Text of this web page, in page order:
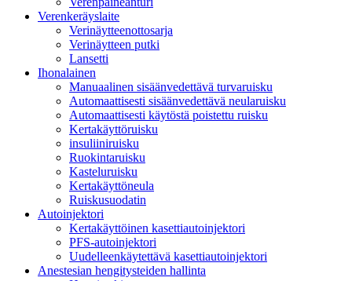
Verenkeräyslaite
Verinäytteenottosarja
Verinäytteen putki
Lansetti
Ihonalainen
Manuaalinen sisäänvedettävä turvaruisku
Automaattisesti sisäänvedettävä neularuisku
Automaattisesti käytöstä poistettu ruisku
Kertakäyttöruisku
insuliiniruisku
Ruokintaruisku
Kasteluruisku
Kertakäyttöneula
Ruiskusuodatin
Autoinjektori
Kertakäyttöinen kasettiautoinjektori
PFS-autoinjektori
Uudelleenkäytettävä kasettiautoinjektori
Anestesian hengitysteiden hallinta